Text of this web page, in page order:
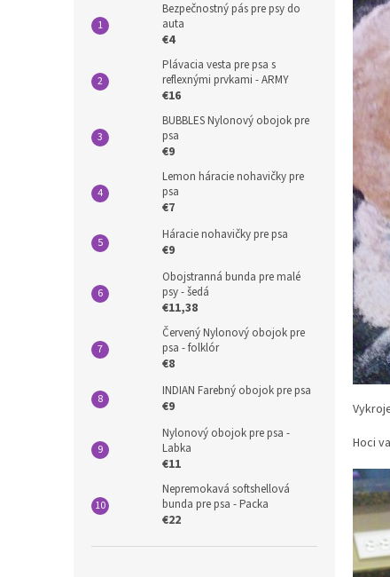
Bezpečnostný pás pre psy do
auta
€4
Plávacia vesta pre psa s
reflexnými prvkami - ARMY
€16
BUBBLES Nylonový obojok pre
psa
€9
Lemon háracie nohavičky pre
psa
€7
Háracie nohavičky pre psa
€9
Obojstranná bunda pre malé
psy - šedá
€11,38
Červený Nylonový obojok pre
psa - folklór
€8
INDIAN Farebný obojok pre psa
€9
Nylonový obojok pre psa -
Labka
€11
Nepremokavá softshellová
bunda pre psa - Packa
€22
Hoci